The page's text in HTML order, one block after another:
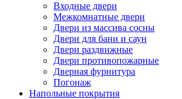
Входные двери
Межкомнатные двери
Двери из массива сосны
Двери для бани и саун
Двери раздвижные
Двери противопожарные
Дверная фурнитура
Погонаж
Напольные покрытия